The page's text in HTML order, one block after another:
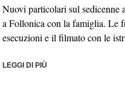
Nuovi particolari sul sedicenne
a Follonica con la famiglia. Le
esecuzioni e il filmato con le
LEGGI DI PIÙ